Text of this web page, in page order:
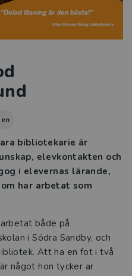
bibliotekarie är
elevkontakten och
i elevernas lärande,
har arbetat som
både på
i Södra Sandby, och
Att ha en fot i två
något hon tycker är